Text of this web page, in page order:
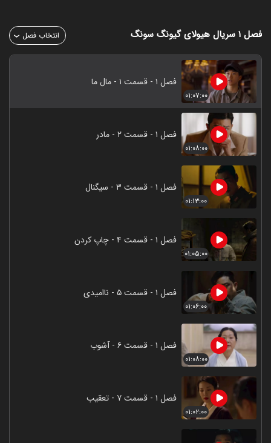
فصل ۱ سریال هیولای گیونگ‌ سونگ انتخاب فصل
۰۱:۰۷:۰۰
فصل ۱ - قسمت ۱ - مال ما
۰۱:۰۸:۰۰
فصل ۱ - قسمت ۲ - مادر
۰۱:۱۳:۰۰
فصل ۱ - قسمت ۳ - سیگنال
۰۱:۰۵:۰۰
فصل ۱ - قسمت ۴ - چاپ کردن
۰۱:۰۶:۰۰
فصل ۱ - قسمت ۵ - ناامیدی
۰۱:۰۸:۰۰
فصل ۱ - قسمت ۶ - آشوب
۰۱:۰۲:۰۰
فصل ۱ - قسمت ۷ - تعقیب